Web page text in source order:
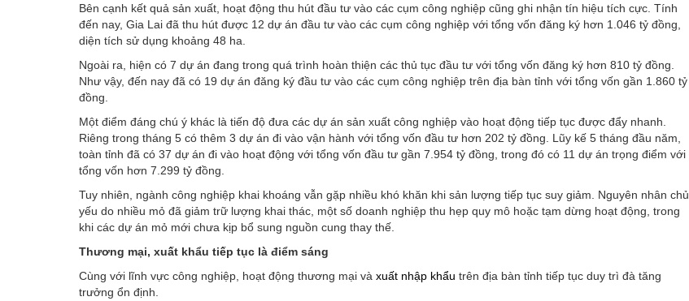
Bên cạnh kết quả sản xuất, hoạt động thu hút đầu tư vào các cụm công nghiệp cũng ghi nhận tín hiệu tích cực. Tính
đến nay, Gia Lai đã thu hút được 12 dự án đầu tư vào các cụm công nghiệp với tổng vốn đăng ký hơn 1.046 tỷ đồng,
diện tích sử dụng khoảng 48 ha.
Ngoài ra, hiện có 7 dự án đang trong quá trình hoàn thiện các thủ tục đầu tư với tổng vốn đăng ký hơn 810 tỷ đồng.
Như vậy, đến nay đã có 19 dự án đăng ký đầu tư vào các cụm công nghiệp trên địa bàn tỉnh với tổng vốn gần 1.860 tỷ
đồng.
Một điểm đáng chú ý khác là tiến độ đưa các dự án sản xuất công nghiệp vào hoạt động tiếp tục được đẩy nhanh.
Riêng trong tháng 5 có thêm 3 dự án đi vào vận hành với tổng vốn đầu tư hơn 202 tỷ đồng. Lũy kế 5 tháng đầu năm,
toàn tỉnh đã có 37 dự án đi vào hoạt động với tổng vốn đầu tư gần 7.954 tỷ đồng, trong đó có 11 dự án trọng điểm với
tổng vốn hơn 7.299 tỷ đồng.
Tuy nhiên, ngành công nghiệp khai khoáng vẫn gặp nhiều khó khăn khi sản lượng tiếp tục suy giảm. Nguyên nhân chủ
yếu do nhiều mỏ đã giảm trữ lượng khai thác, một số doanh nghiệp thu hẹp quy mô hoặc tạm dừng hoạt động, trong
khi các dự án mỏ mới chưa kịp bổ sung nguồn cung thay thế.
Thương mại, xuất khẩu tiếp tục là điểm sáng
Cùng với lĩnh vực công nghiệp, hoạt động thương mại và xuất nhập khẩu trên địa bàn tỉnh tiếp tục duy trì đà tăng
trưởng ổn định.